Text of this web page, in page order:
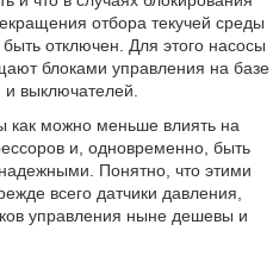
отбора текучей среды
отключен. Для этого насосы
блоками управления на базе
выключателей.
как можно меньше влиять на
и, одновременно, быть
Понятно, что этими
всего датчики давления,
управления ныне дешевы и